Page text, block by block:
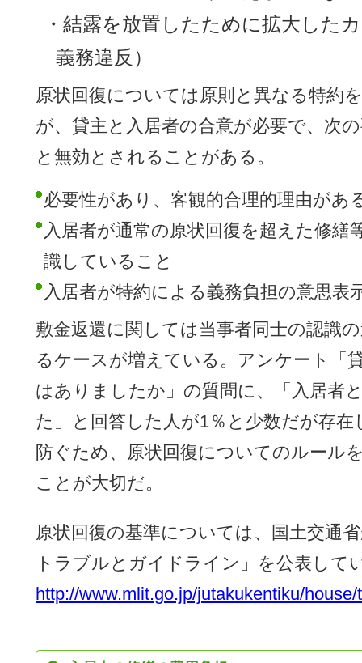
・結露を放置したために拡大した
義務違反）
原状回復については原則と異なる特約
が、貸主と入居者の合意が必要で、次
と無効とされることがある。
必要性があり、客観的合理的理由があ
入居者が通常の原状回復を超えた修繕
識していること
入居者が特約による義務負担の意思表
敷金返還に関しては当事者同士の認識
るケースが増えている。アンケート「
はありましたか」の質問に、「入居者
た」と回答した人が1％と少数だが存
防ぐため、原状回復についてのルール
ことが大切だ。
原状回復の基準については、国土交通
トラブルとガイドライン」を公表して
http://www.mlit.go.jp/jutakukentiku/